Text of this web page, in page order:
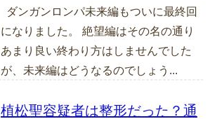
ダンガンロンパ未来編もついに最終回
になりました。 絶望編はその名の通り
あまり良い終わり方はしませんでした
が、未来編はどうなるのでしょう...
植松聖容疑者は整形だった？通